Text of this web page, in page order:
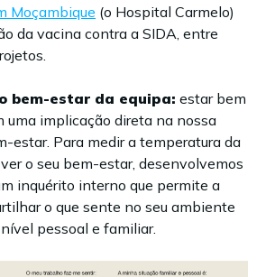
Moçambique (o Hospital Carmelo)
da vacina contra a SIDA, entre
bem-estar da equipa: estar bem
uma implicação direta na nossa
estar. Para medir a temperatura da
o seu bem-estar, desenvolvemos
inquérito interno que permite a
o que sente no seu ambiente
pessoal e familiar.